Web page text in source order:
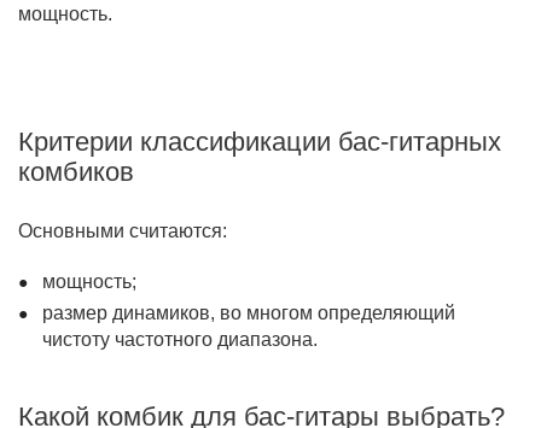
мощность.
Критерии классификации бас-гитарных
комбиков
Основными считаются:
мощность;
размер динамиков, во многом определяющий
чистоту частотного диапазона.
Какой комбик для бас-гитары выбрать?